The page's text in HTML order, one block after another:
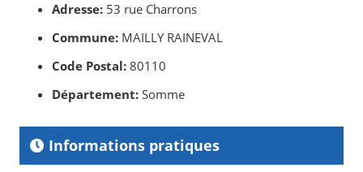
Adresse: 53 rue Charrons
Commune: MAILLY RAINEVAL
Code Postal: 80110
Département: Somme
Informations pratiques